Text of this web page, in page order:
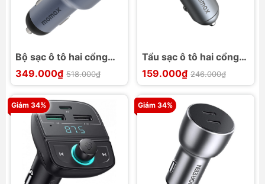
Bộ sạc ô tô hai cổng
67W USB-C / Type-C
+ USB Momax UC16E
349.000₫ 518.000₫
Tẩu sạc ô tô hai cổng
30W Momax Move
159.000₫ 246.000₫
Giảm 34% Giảm 34%